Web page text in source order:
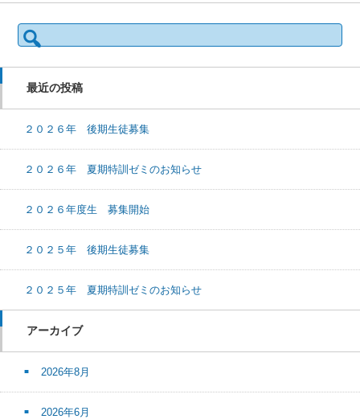
検
索:
最近の投稿
２０２６年 後期生徒募集
２０２６年 夏期特訓ゼミのお知らせ
２０２６年度生 募集開始
２０２５年 後期生徒募集
２０２５年 夏期特訓ゼミのお知らせ
アーカイブ
2026年8月
2026年6月